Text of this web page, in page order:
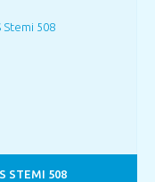
STEMI 508